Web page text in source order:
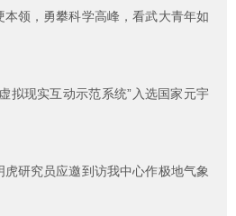
本领，勇攀科学高峰，看武大青年如
拟现实互动示范系统”入选国家元宇
研究员应邀到访我中心作极地气象